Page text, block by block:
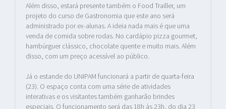
Além disso, estará presente também o Food Trailler, um
projeto do curso de Gastronomia que este ano será
administrado por ex-alunas. A ideia nada mais é que uma
venda de comida sobre rodas. No cardápio pizza gourmet,
hambúrguer clássico, chocolate quente e muito mais. Além
disso, com um preço acessível ao público.
Já o estande do UNIPAM funcionará a partir de quarta-feira
(23). O espaço conta com uma série de atividades
interativas e os visitantes também ganharão brindes
especiais. O funcionamento será das 18h às 23h, do dia 23